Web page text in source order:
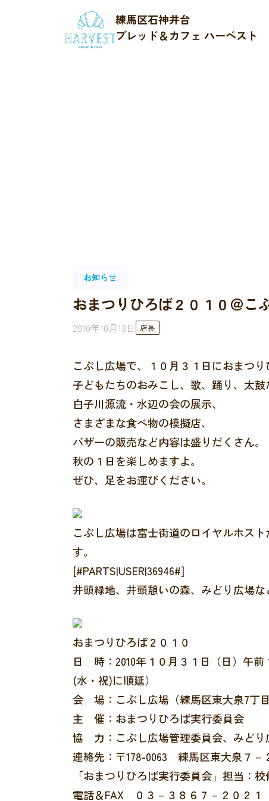
練馬区石神井台
ブレッド＆カフェ ハーベスト
お知らせ
おまつりひろば２０１０＠こ
2010年10月13日 店長
こぶし広場で、１０月３１日におまつり
子どもたちのおみこし、歌、踊り、太鼓
白子川源流・水辺の会の展示、
さまざまな食べ物の模擬店、
バザーの販売など内容は盛りだくさん。
秋の１日を楽しめますよ。
ぜひ、足をお運びください。
こぶし広場は富士街道のロイヤルホス
す。
[#PARTS|USER|36946#]
井頭緑地、井頭憩いの森、みどり広場
おまつりひろば２０１０
日 時：2010年１０月３１日（日）午
(水・祝)に順延）
会 場：こぶし広場（練馬区東大泉7丁目
主 催：おまつりひろば実行委員会
協 力：こぶし広場管理委員会、みどり
連絡先：〒178-0063 練馬区東大泉７
「おまつりひろば実行委員会」担当：校
電話＆FAX ０３－３８６７－２０２１